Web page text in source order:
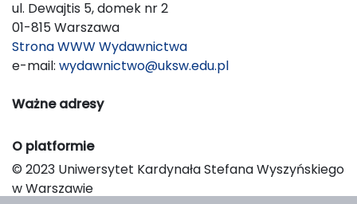
ul. Dewajtis 5, domek nr 2
01-815 Warszawa
Strona WWW Wydawnictwa
e-mail: wydawnictwo@uksw.edu.pl
Ważne adresy
O platformie
© 2023 Uniwersytet Kardynała Stefana Wyszyńskiego
w Warszawie